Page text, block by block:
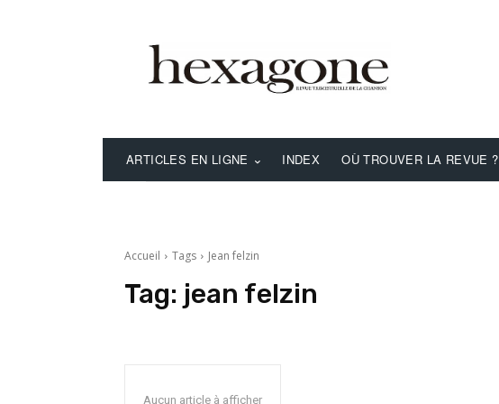
ARTICLES EN LIGNE INDEX OÙ TROUVER LA REVUE ?
Accueil Tags Jean felzin
Tag: jean felzin
Aucun article à afficher